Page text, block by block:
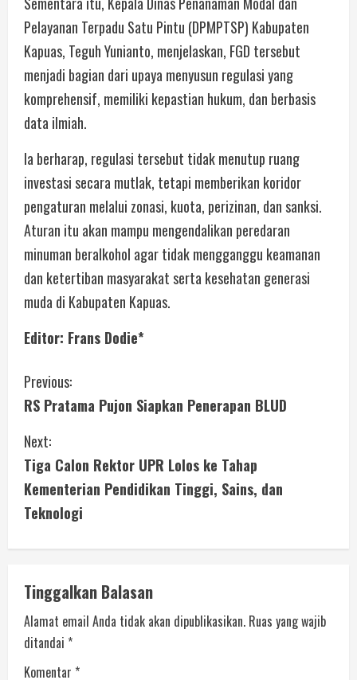
Pelayanan Terpadu Satu Pintu (DPMPTSP) Kabupaten
Kapuas, Teguh Yunianto, menjelaskan, FGD tersebut
menjadi bagian dari upaya menyusun regulasi yang
komprehensif, memiliki kepastian hukum, dan berbasis
data ilmiah.
Ia berharap, regulasi tersebut tidak menutup ruang
investasi secara mutlak, tetapi memberikan koridor
pengaturan melalui zonasi, kuota, perizinan, dan sanksi.
Aturan itu akan mampu mengendalikan peredaran
minuman beralkohol agar tidak mengganggu keamanan
dan ketertiban masyarakat serta kesehatan generasi
muda di Kabupaten Kapuas.
Editor: Frans Dodie*
Previous:
RS Pratama Pujon Siapkan Penerapan BLUD
Next:
Tiga Calon Rektor UPR Lolos ke Tahap
Kementerian Pendidikan Tinggi, Sains, dan
Teknologi
Tinggalkan Balasan
Alamat email Anda tidak akan dipublikasikan. Ruas yang wajib
ditandai *
Komentar *